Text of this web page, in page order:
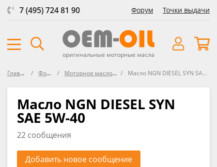
7 (495) 724 81 90 Форум Точки выдачи
оригинальные моторные масла
Главная Форум Моторное масло NGN Масло NGN DIESEL SYN SAE 5W-40
Масло NGN DIESEL SYN
SAE 5W-40
22 сообщения
Добавить новое сообщение